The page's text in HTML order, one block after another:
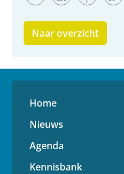
Naar overzicht
Home
Nieuws
Agenda
Kennisbank